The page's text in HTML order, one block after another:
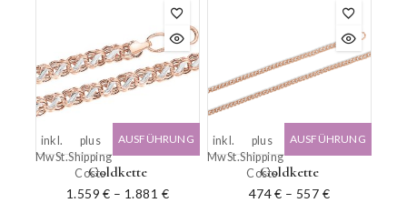
Goldkette
1.559€ – 1.881 €
inkl.
MwSt.
plus
Shipping
Costs
AUSFÜHRUNG
Goldkette
474€ – 557 €
inkl.
MwSt.
plus
Shipping
Costs
AUSFÜHRUNG